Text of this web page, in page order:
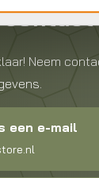
Neem
een e-mail